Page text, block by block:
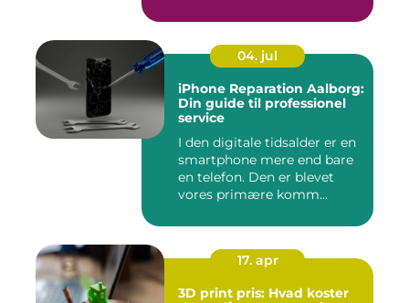
04. jul
iPhone Reparation Aalborg:
Din guide til professionel
service
I den digitale tidsalder er en
smartphone mere end bare
en telefon. Den er blevet
vores primære komm...
17. apr
3D print pris: Hvad koster